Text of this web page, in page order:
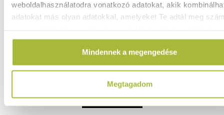
weboldalhasználatodra vonatkozó adatokat, akik
adatokat más olyan adatokkal, amelyeket Te adtál meg
Mindennek a megengedése
Megtagadom
Raktáron
5.880Ft
(4.630Ft+ ÁFA)
KOSÁRBA